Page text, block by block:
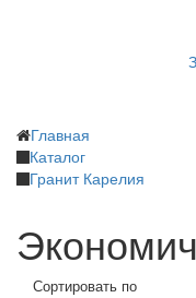
Главная
Каталог
Гранит Карелия
Сортировать по